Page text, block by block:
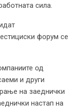
сила.
форум се
од
и други
на заеднички
настап на